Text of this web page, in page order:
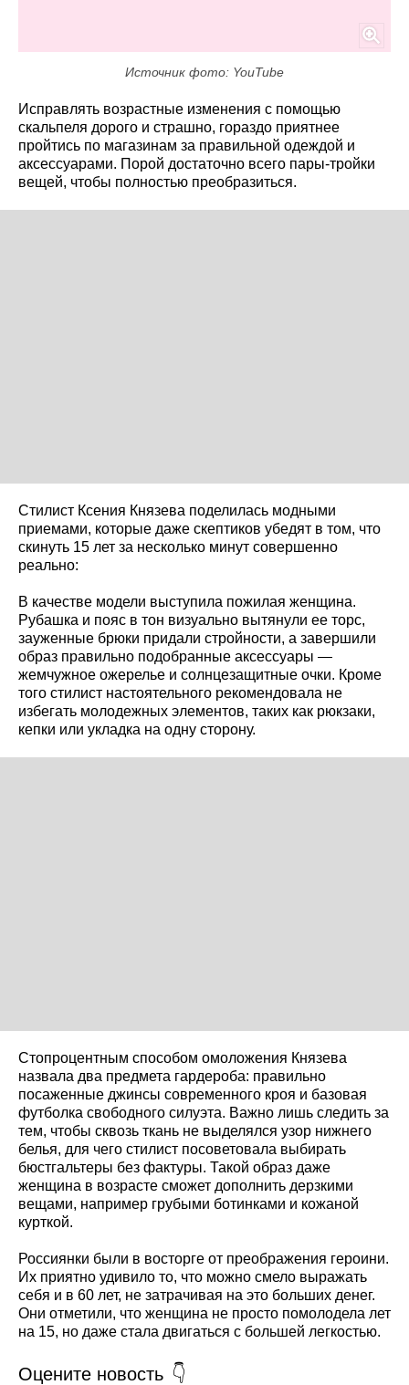
Источник фото: YouTube
Исправлять возрастные изменения с помощью
скальпеля дорого и страшно, гораздо приятнее
пройтись по магазинам за правильной одеждой и
аксессуарами. Порой достаточно всего пары-тройки
вещей, чтобы полностью преобразиться.
Стилист Ксения Князева поделилась модными
приемами, которые даже скептиков убедят в том, что
скинуть 15 лет за несколько минут совершенно
реально:
В качестве модели выступила пожилая женщина.
Рубашка и пояс в тон визуально вытянули ее торс,
зауженные брюки придали стройности, а завершили
образ правильно подобранные аксессуары —
жемчужное ожерелье и солнцезащитные очки. Кроме
того стилист настоятельного рекомендовала не
избегать молодежных элементов, таких как рюкзаки,
кепки или укладка на одну сторону.
Стопроцентным способом омоложения Князева
назвала два предмета гардероба: правильно
посаженные джинсы современного кроя и базовая
футболка свободного силуэта. Важно лишь следить за
тем, чтобы сквозь ткань не выделялся узор нижнего
белья, для чего стилист посоветовала выбирать
бюстгальтеры без фактуры. Такой образ даже
женщина в возрасте сможет дополнить дерзкими
вещами, например грубыми ботинками и кожаной
курткой.
Россиянки были в восторге от преображения героини.
Их приятно удивило то, что можно смело выражать
себя и в 60 лет, не затрачивая на это больших денег.
Они отметили, что женщина не просто помолодела лет
на 15, но даже стала двигаться с большей легкостью.
Оцените новость